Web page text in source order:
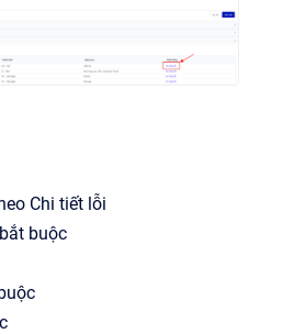
Chi tiết lỗi
buộc